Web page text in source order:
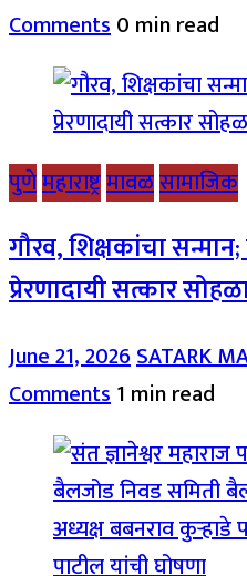
Comments0 min read
पुणेमहाराष्ट्रमावळसामाजिक
गौरव, शिक्षकांचा सन्मान;
प्रेरणादायी सत्कार
June 21, 2026SATARK
Comments1 min read